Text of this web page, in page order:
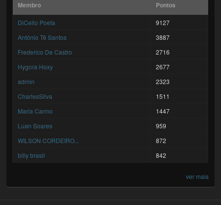
Membro Pontos
DiCello Poeta
9127
António Tê Santos
3887
Frederico De Castro
2716
Hygora Hoxy
2677
admin
2323
CharlesSilva
1511
Maria Carmo
1447
Luan Soares
959
WILSON CORDEIRO...
872
billy brasil
842
ver mais